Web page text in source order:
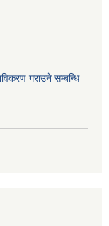
गराउने सम्बन्धि